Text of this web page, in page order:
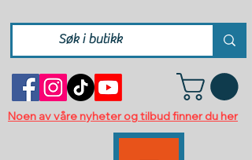
Noen av våre nyheter og tilbud finner du her